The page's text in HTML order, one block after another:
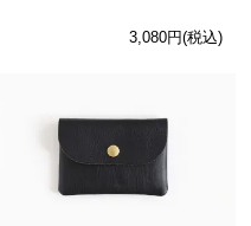
3,080円(税込)